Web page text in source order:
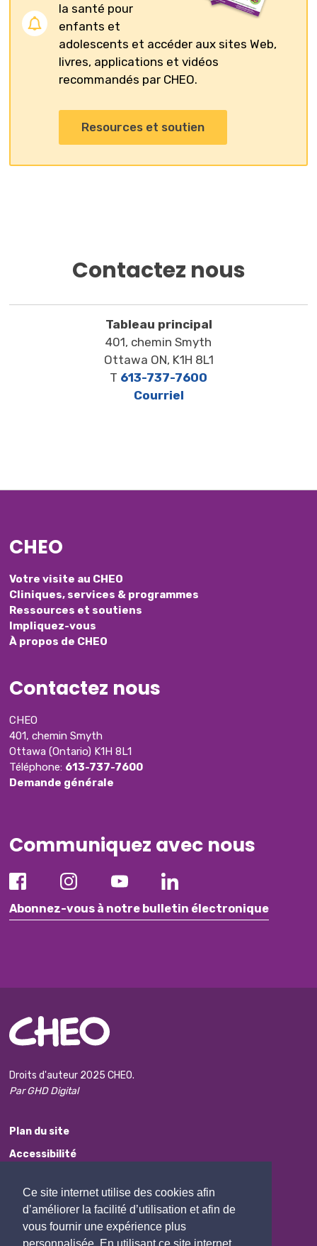
Ce site internet utilise des cookies afin
d’améliorer la facilité d’utilisation et afin de
vous fournir une expérience plus
la santé pour
enfants et
adolescents et accéder aux sites Web,
livres, applications et vidéos
recommandés par CHEO.
Resources et soutien
Contactez nous
Tableau principal
401, chemin Smyth
Ottawa ON, K1H 8L1
T 613-737-7600
Courriel
CHEO
Votre visite au CHEO
Cliniques, services & programmes
Ressources et soutiens
Impliquez-vous
À propos de CHEO
Contactez nous
CHEO
401, chemin Smyth
Ottawa (Ontario) K1H 8L1
Téléphone: 613-737-7600
Demande générale
Communiquez avec nous
Abonnez-vous à notre bulletin électronique
Droits d'auteur 2025 CHEO.
Par GHD Digital
Plan du site
Accessibilité
Protection des renseignements personnels
Commentaires